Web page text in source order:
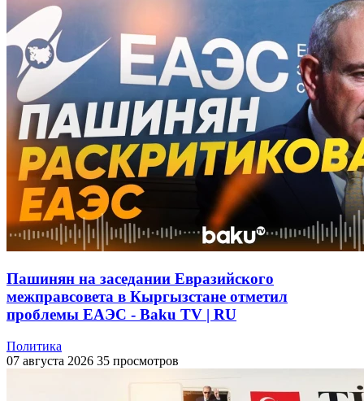
Пашинян на заседании Евразийского
межправсовета в Кыргызстане отметил
проблемы ЕАЭС - Baku TV | RU
Политика
07 августа 2026 35 просмотров